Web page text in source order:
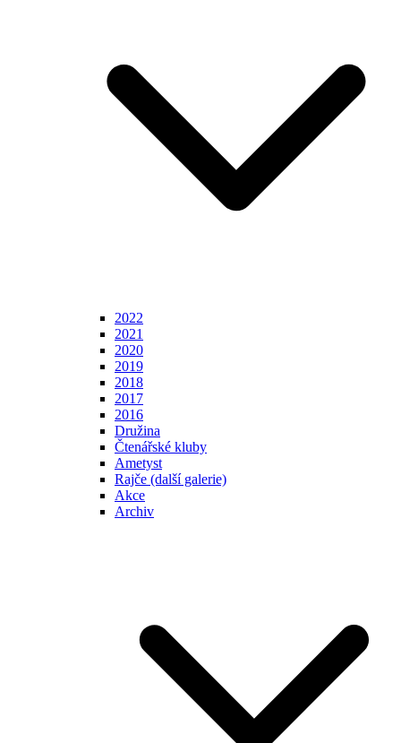
2022
2021
2020
2019
2018
2017
2016
Družina
Čtenářské kluby
Ametyst
Rajče (další galerie)
Akce
Archiv